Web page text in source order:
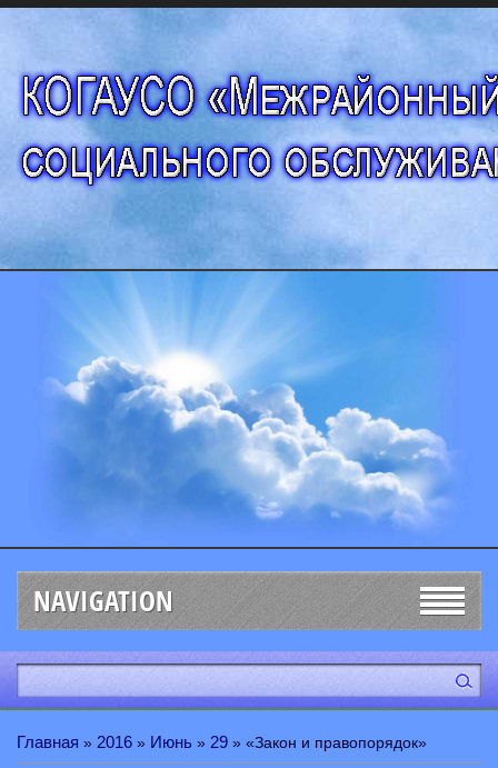
NAVIGATION
Главная » 2016 » Июнь » 29 » «Закон и правопорядок»